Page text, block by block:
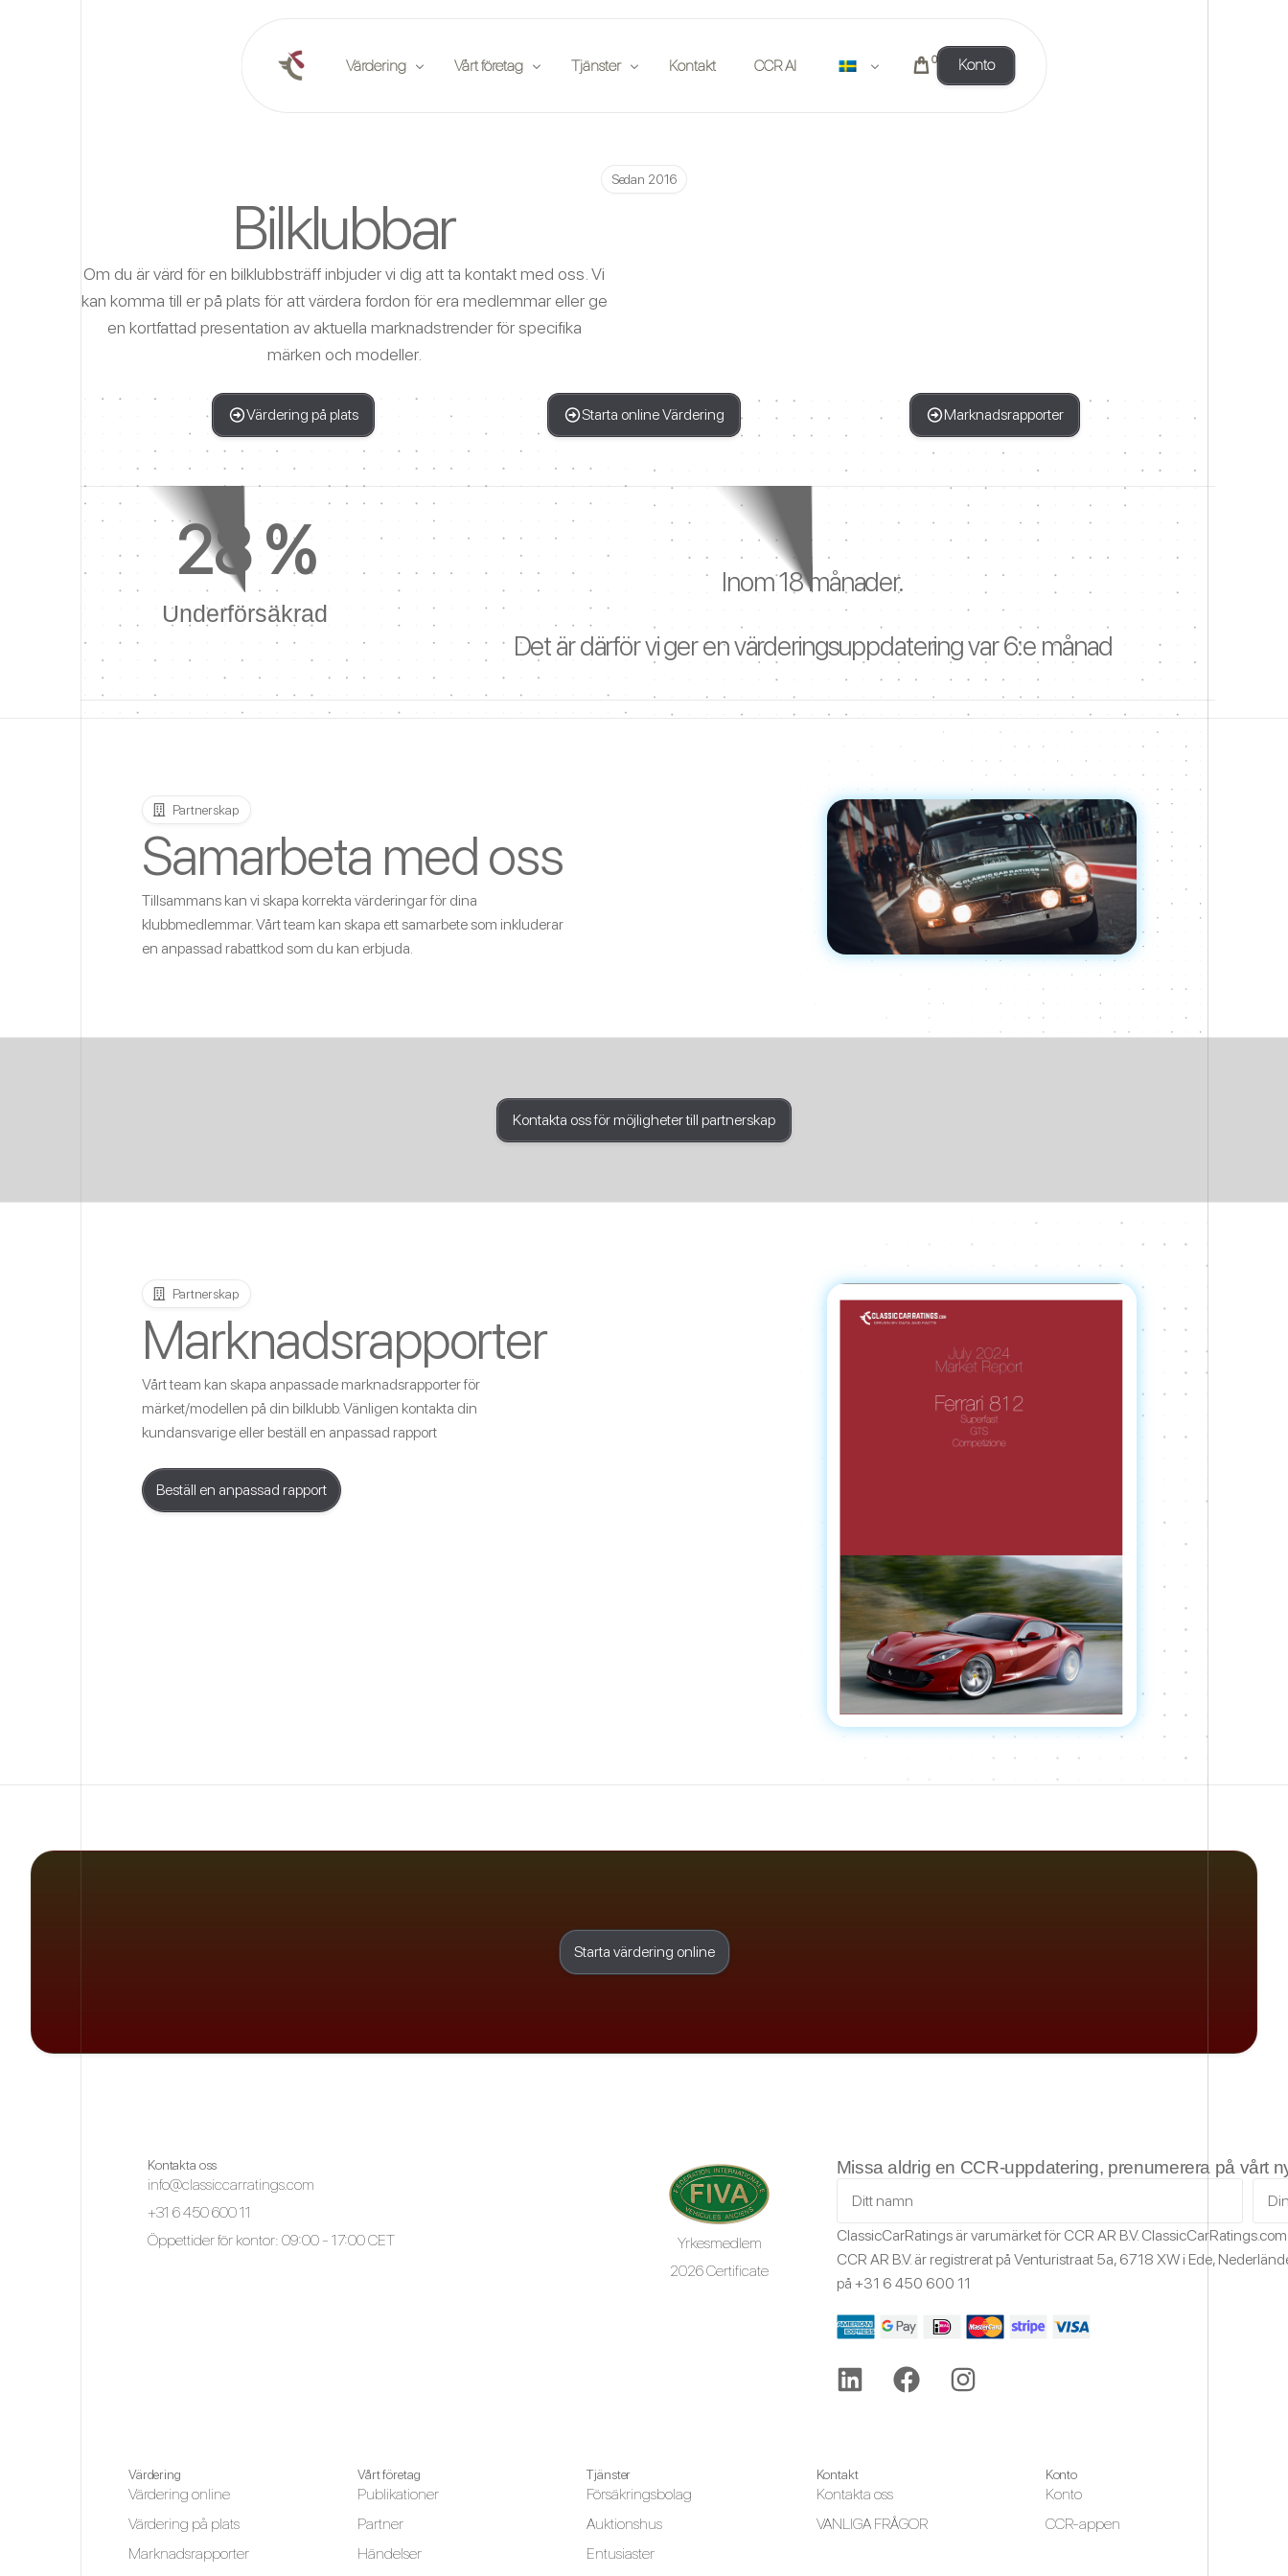
Värdering
Planera en värdering på plats
Marknadsrapporter
Vårt företag
Jobb
Tjänster
Investerare
Bilklubbar
Kontakt CCR AI 0 Konto
Sedan 2016
Bilklubbar
Om du är värd för en bilklubbsträff inbjuder vi dig att ta kontakt med oss. Vi
kan komma till er på plats för att värdera fordon för era medlemmar eller ge
en kortfattad presentation av aktuella marknadstrender för specifika
märken och modeller.
Värdering på plats Starta online Värdering Marknadsrapporter
Underförsäkrad
28 %
Inom 18 månader.
Det är därför vi ger en värderingsuppdatering var 6:e månad
Partnerskap
Samarbeta med oss
Tillsammans kan vi skapa korrekta värderingar för dina
klubbmedlemmar. Vårt team kan skapa ett samarbete som inkluderar
en anpassad rabattkod som du kan erbjuda.
Kontakta oss för möjligheter till partnerskap
Partnerskap
Marknadsrapporter
Vårt team kan skapa anpassade marknadsrapporter för
märket/modellen på din bilklubb. Vänligen kontakta din
kundansvarige eller beställ en anpassad rapport
Beställ en anpassad rapport
Starta värdering online
Kontakta oss
info@classiccarratings.com
+31 6 450 600 11
Öppettider för kontor: 09:00 - 17:00 CET
Yrkesmedlem
2026 Certificate
Missa aldrig en CCR-uppdatering, prenumerera på vårt
ClassicCarRatings är varumärket för CCR AR B.V.
CCR AR B.V. är registrerat på Venturistraat 5a, 6718 XWi Ede,
på +31 6 450 600 11
Värdering
Värdering online
Värdering på plats
Marknadsrapporter
Vårt företag
Publikationer
Partner
Händelser
Tjänster
Försäkringsbolag
Auktionshus
Entusiaster
Kontakt
Kontakta oss
VANLIGA FRÅGOR
Konto
Konto
CCR-appen